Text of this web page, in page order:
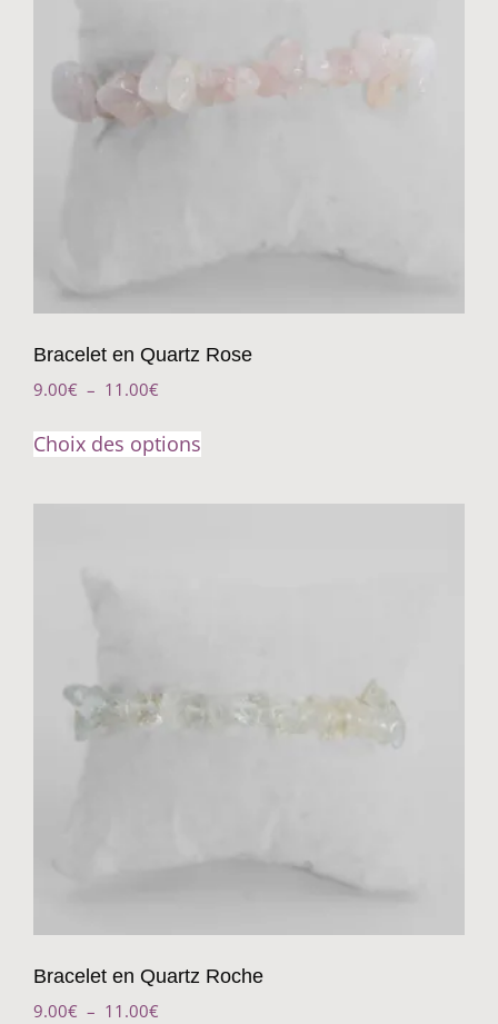
Bracelet en Quartz Rose
9.00€ – 11.00€
Choix des options
Bracelet en Quartz Roche
9.00€ – 11.00€